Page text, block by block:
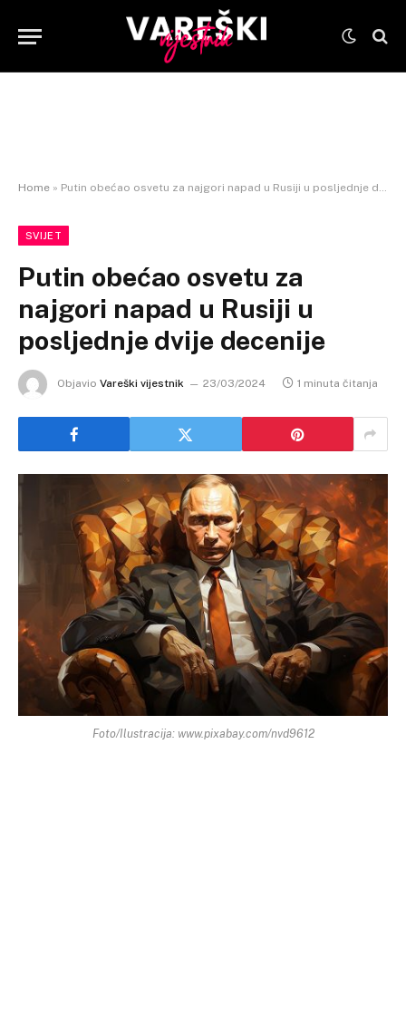
Home » Putin obećao osvetu za najgori napad u Rusiji u posljednje dvije decenije
SVIJET
Putin obećao osvetu za
najgori napad u Rusiji u
posljednje dvije decenije
Objavio Vareški vijestnik 23/03/2024 1 minuta čitanja
Foto/Ilustracija: www.pixabay.com/nvd9612